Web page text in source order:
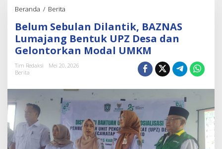
Beranda / Berita
l
u
m
S
e
l
n
i
a
Belum Sebulan Dilantik, BAZNAS
Lumajang Bentuk UPZ Desa dan
Gelontorkan Modal UMKM
Tim Redaksi
Mei 20, 2026
Berita